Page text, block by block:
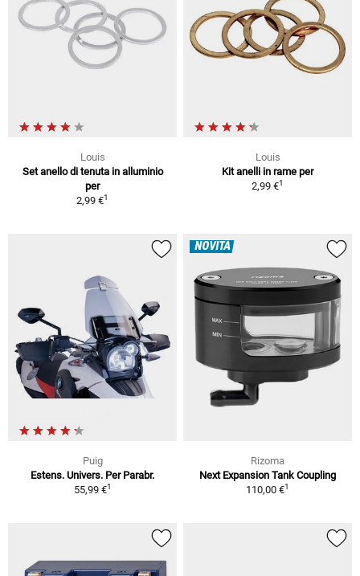
Louis
Set anello di tenuta in alluminio
per
2,99 €1
Louis
Kit anelli in rame per
2,99 €1
Puig
Estens. Univers. Per Parabr.
55,99 €1
NOVITÀ
Rizoma
Next Expansion Tank Coupling
110,00 €1